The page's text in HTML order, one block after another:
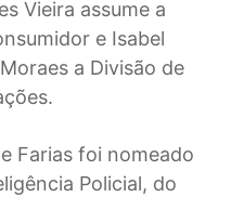
Vieira assume a
e Isabel
a Divisão de
Farias foi nomeado
Policial, do